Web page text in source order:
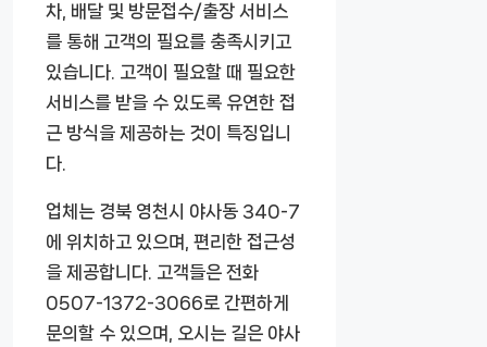
차, 배달 및 방문접수/출장 서비스
를 통해 고객의 필요를 충족시키고
있습니다. 고객이 필요할 때 필요한
서비스를 받을 수 있도록 유연한 접
근 방식을 제공하는 것이 특징입니
다.
업체는 경북 영천시 야사동 340-7
에 위치하고 있으며, 편리한 접근성
을 제공합니다. 고객들은 전화
0507-1372-3066로 간편하게
문의할 수 있으며, 오시는 길은 야사